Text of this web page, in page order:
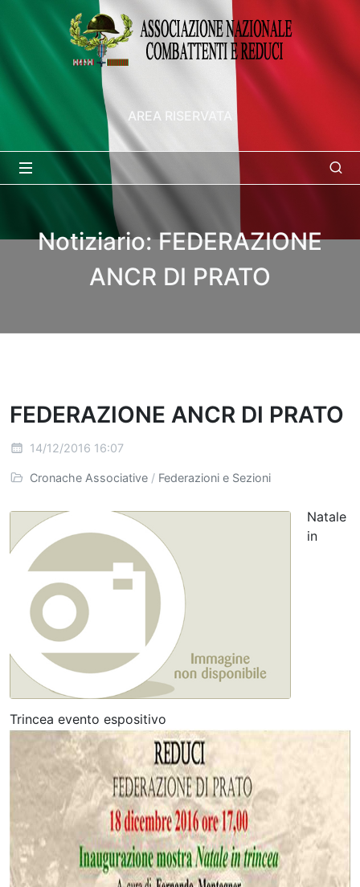
AREA RISERVATA
Notiziario: FEDERAZIONE
ANCR DI PRATO
FEDERAZIONE ANCR DI PRATO
14/12/2016 16:07
Cronache Associative / Federazioni e Sezioni
Natale
in
Trincea evento espositivo